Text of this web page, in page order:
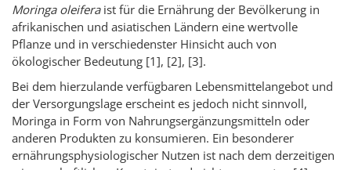
Moringa oleiferaist für die Ernährung der Bevölkerung in
afrikanischen und asiatischen Ländern eine wertvolle
Pflanze und in verschiedenster Hinsicht auch von
ökologischer Bedeutung [1], [2], [3].
Bei dem hierzulande verfügbaren Lebensmittelangebot und
der Versorgungslage erscheint es jedoch nicht sinnvoll,
Moringa in Form von Nahrungsergänzungsmitteln oder
anderen Produkten zu konsumieren. Ein besonderer
ernährungsphysiologischer Nutzen ist nach dem derzeitigen